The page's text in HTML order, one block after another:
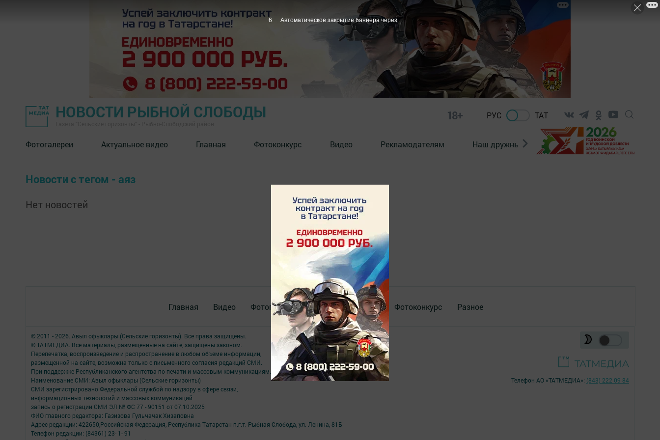
НОВОСТИ РЫБНОЙ СЛОБОДЫ 18+ РУС ТАТ
Фотогалереи Актуальное видео Главная Фотоконкурс Видео Рекламодателям Наш дружный коллектив Документы
Новости с тегом - аяз
Нет новостей
Главная Видео Фотогалереи Актуальное видео Фотоконкурс Разное
© 2011 - 2026. Авыл офыклары (Сельские горизонты). Все права защищены.
© ТАТМЕДИА. Все материалы, размещенные на сайте, защищены законом.
Перепечатка, воспроизведение и распространение в любом объеме информации,
размещенной на сайте, возможна только с письменного согласия редакций СМИ.
При поддержке Республиканского агентства по печати и массовым коммуникациям.
Наименование СМИ: Авыл офыклары (Сельские горизонты)
СМИ зарегистрировано Федеральной службой по надзору в сфере связи,
информационных технологий и массовых коммуникаций
запись о регистрации СМИ ЭЛ № ФС 77 - 90151 от 07.10.2025
ФИО главного редактора: Газизова Гульчачак Хизаповна
Адрес редакции: 422650,Российская Федерация, Республика Татарстан п.г.т. Рыбная Слобода, ул. Ленина, 81Б
Телефон редакции: (84361) 23- 1- 91
Телефон АО «ТАТМЕДИА»: (843) 222 09 84
6 Автоматическое закрытие баннера через